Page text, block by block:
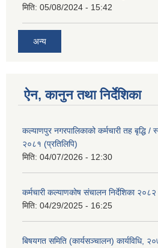
मिति: 05/08/2024 - 15:42
अन्य
ऐन, कानुन तथा निर्देशिका
कल्याणपुर नगरपालिकाको कर्मचारी तह बृद्धि /
२०८१ (प्रतिलिपि)
मिति: 04/07/2026 - 12:30
कर्मचारी कल्याणकोष संचालन निर्देशिका २०८२
मिति: 04/29/2025 - 16:25
बिषयगत समिति (कार्यसञ्चालन) कार्यविधि,